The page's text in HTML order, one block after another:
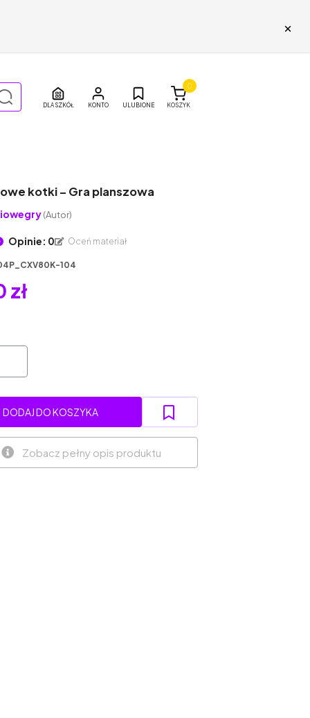
×
DLA SZKÓŁ ULUBIONE KOSZYK
0
kotki – Gra planszowa
(Autor)
Opinie: 0 Oceń materiał
104
zł
DODAJ DO KOSZYKA
Zobacz pełny opis produktu